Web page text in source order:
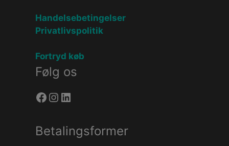
Handelsebetingelser
Privatlivspolitik
Fortryd køb
Følg os
Facebook
Instagram
LinkedIn
Betalingsformer